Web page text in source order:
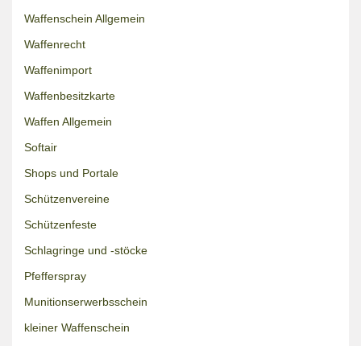
Waffenschein Allgemein
Waffenrecht
Waffenimport
Waffenbesitzkarte
Waffen Allgemein
Softair
Shops und Portale
Schützenvereine
Schützenfeste
Schlagringe und -stöcke
Pfefferspray
Munitionserwerbsschein
kleiner Waffenschein